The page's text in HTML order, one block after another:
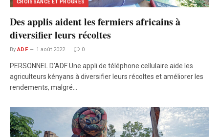
CROISSANCE ET PROGRÈS
Des applis aident les fermiers africains à
diversifier leurs récoltes
By ADF 1 août 2022 0
PERSONNEL D’ADF Une appli de téléphone cellulaire aide les
agriculteurs kényans à diversifier leurs récoltes et améliorer les
rendements, malgré…